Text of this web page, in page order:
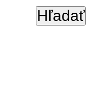
Hľadať